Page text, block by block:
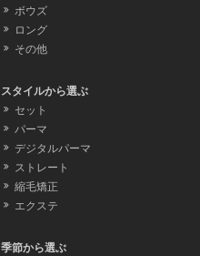
ボウズ
ロング
その他
スタイルから選ぶ
セット
パーマ
デジタルパーマ
ストレート
縮毛矯正
エクステ
季節から選ぶ